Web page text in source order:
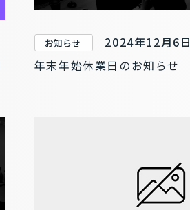
お知らせ
2024年12月6日
年末年始休業日のお知らせ